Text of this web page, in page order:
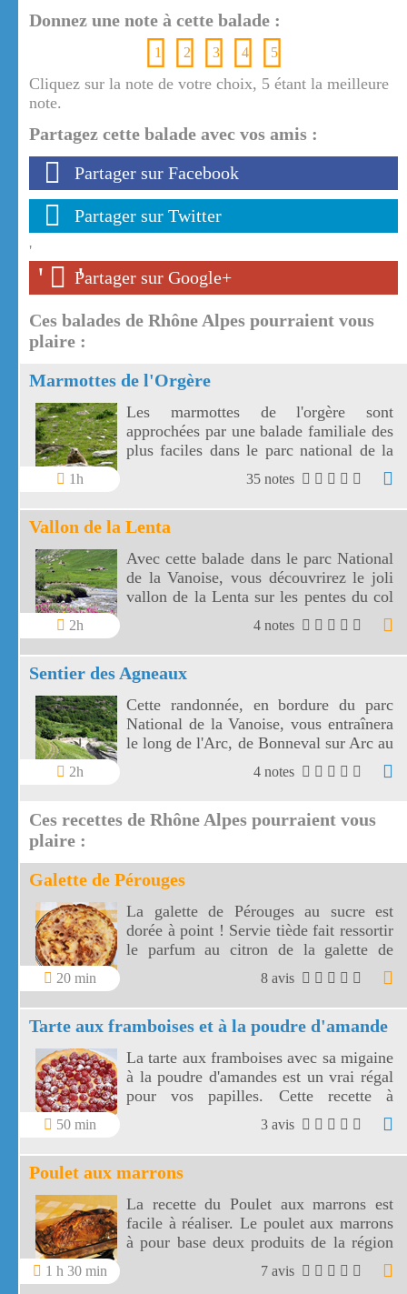
Donnez une note à cette balade :
1 2 3 4 5
Cliquez sur la note de votre choix, 5 étant la meilleure
note.
Partagez cette balade avec vos amis :
Partager sur Facebook
Partager sur Twitter
'
' '
Partager sur Google+
Ces balades de Rhône Alpes pourraient vous
plaire :
Marmottes de l'Orgère
1h
Les marmottes de l'orgère sont
approchées par une balade familiale des
plus faciles dans le parc national de la
Vanoise. Les marmottes de l'Orgère sont
visibles au fond d'un vallon juste en
dessous des 2000 m d'altitude.
35 notes
Vallon de la Lenta
2h
Avec cette balade dans le parc National
de la Vanoise, vous découvrirez le joli
vallon de la Lenta sur les pentes du col
de l'Iseran. Le vallon de la Lenta fait
face au glacier des Evettes et à la vallée
de l'Arc. Le col de l'Iseran est le plus
haut de France.
4 notes
Sentier des Agneaux
2h
Cette randonnée, en bordure du parc
National de la Vanoise, vous entraînera
le long de l'Arc, de Bonneval sur Arc au
hameau de l'Ecot, à travers éboulis et
prairies fleuries, avec en fond sonore les
4 notes
Ces recettes de Rhône Alpes pourraient vous
plaire :
Galette de Pérouges
20 min
La galette de Pérouges au sucre est
dorée à point ! Servie tiède fait ressortir
le parfum au citron de la galette de
8 avis
Tarte aux framboises et à la poudre d'amande
50 min
La tarte aux framboises avec sa migaine
à la poudre d'amandes est un vrai régal
pour vos papilles. Cette recette à
l'ancienne, très appétissante, va réveiller
en vous un élan de gourmandise.
3 avis
Poulet aux marrons
1 h 30 min
La recette du Poulet aux marrons est
facile à réaliser. Le poulet aux marrons
à pour base deux produits de la région
Rhône Alpes, le poulet de Bresse et les
7 avis